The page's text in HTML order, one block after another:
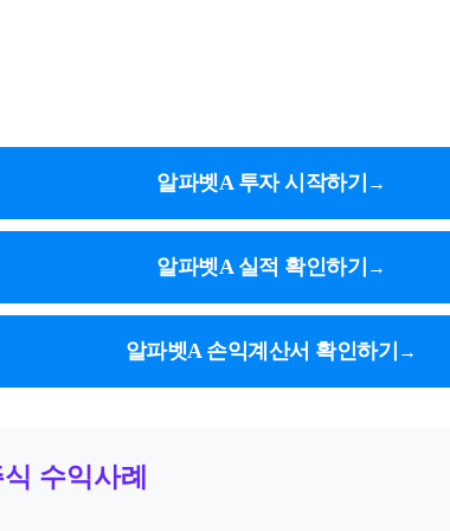
알파벳A 투자 시작하기 →
알파벳A 실적 확인하기 →
알파벳A 손익계산서 확인하기 →
수익사례